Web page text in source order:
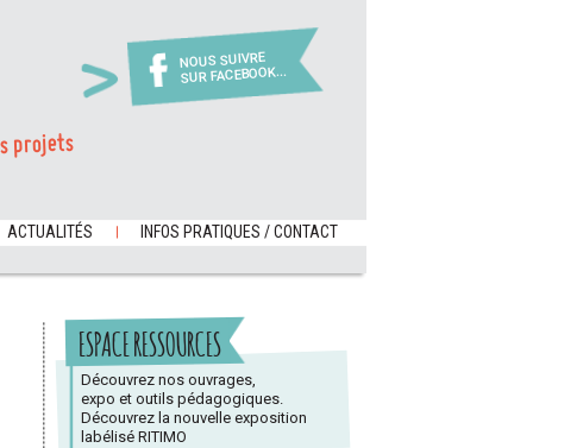
NOUS SUIVRE
SUR FACEBOOK...
projets
ACTUALITÉS INFOS PRATIQUES / CONTACT
ESPACE RESSOURCES
Découvrez nos ouvrages,
expo et outils pédagogiques.
Découvrez la nouvelle exposition
labélisé RITIMO